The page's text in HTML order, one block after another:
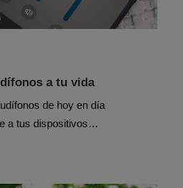
a tu vida
de hoy en día
a tus dispositivos…